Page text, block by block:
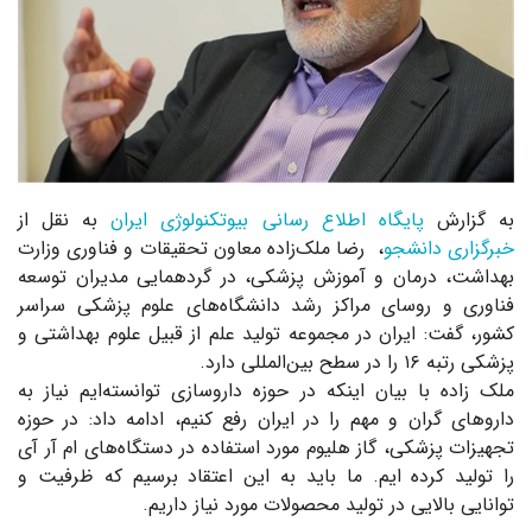
به گزارش پایگاه اطلاع رسانی بیوتکنولوژی ایرانبه نقل از
خبرگزاری دانشجو، رضا ملک‌زاده معاون تحقیقات و فناوری وزارت
بهداشت، درمان و آموزش پزشکی، در گرد‌همایی مدیران توسعه
فناوری و روسای مراکز رشد دانشگاه‌های علوم پزشکی سراسر
کشور، گفت: ایران در مجموعه تولید علم از قبیل علوم بهداشتی و
پزشکی رتبه ۱۶ را در سطح بین‌المللی دارد.
ملک زاده با بیان اینکه در حوزه داروسازی توانسته‌ایم نیاز به
دارو‌های گران و مهم را در ایران رفع کنیم، ادامه داد: در حوزه
تجهیزات پزشکی، گاز هلیوم مورد استفاده در دستگاه‌های ام آر آی
را تولید کرده ایم. ما باید به این اعتقاد برسیم که ظرفیت و
توانایی بالایی در تولید محصولات مورد نیاز داریم.